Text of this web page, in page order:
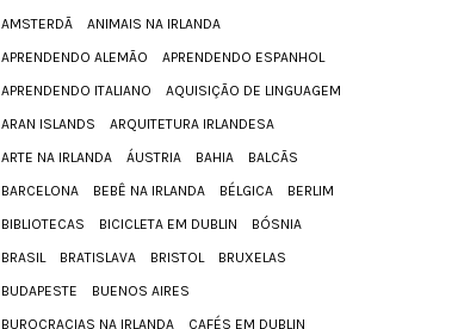
AMSTERDÃ
ANIMAIS NA IRLANDA
APRENDENDO ALEMÃO
APRENDENDO ESPANHOL
APRENDENDO ITALIANO
AQUISIÇÃO DE LINGUAGEM
ARAN ISLANDS
ARQUITETURA IRLANDESA
ARTE NA IRLANDA
ÁUSTRIA BAHIA
BALCÃS
BARCELONA
BEBÊ NA IRLANDA BÉLGICA
BERLIM
BIBLIOTECAS
BICICLETA EM DUBLIN
BÓSNIA
BRASIL
BRATISLAVA BRISTOL
BRUXELAS
BUDAPESTE
BUENOS AIRES
BUROCRACIAS NA IRLANDA
CAFÉS EM DUBLIN